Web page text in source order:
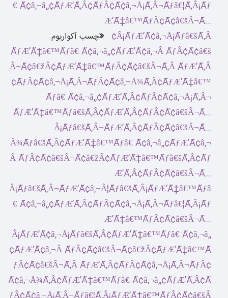
چسب آکواریوم